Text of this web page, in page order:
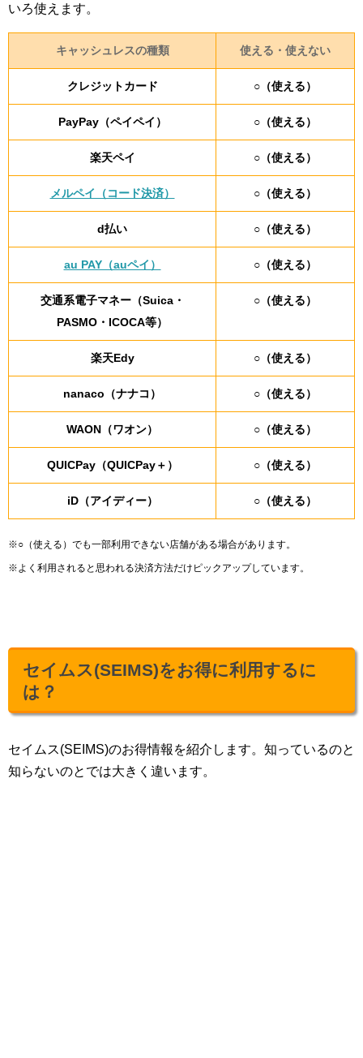
いろ使えます。
キャッシュレスの種類 使える・使えない
クレジットカード ○（使える）
PayPay（ペイペイ） ○（使える）
楽天ペイ ○（使える）
メルペイ（コード決済） ○（使える）
d払い ○（使える）
au PAY（auペイ） ○（使える）
交通系電子マネー（Suica・
PASMO・ICOCA等）
○（使える）
楽天Edy ○（使える）
nanaco（ナナコ） ○（使える）
WAON（ワオン） ○（使える）
QUICPay（QUICPay＋） ○（使える）
iD（アイディー） ○（使える）
※○（使える）でも一部利用できない店舗がある場合があります。
※よく利用されると思われる決済方法だけピックアップしています。
セイムス(SEIMS)をお得に利用するに
は？
セイムス(SEIMS)のお得情報を紹介します。知っているのと
知らないのとでは大きく違います。